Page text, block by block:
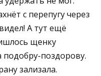
с перепугу через
А тут ещё
щенку
подобру-поздорову.
зализала.